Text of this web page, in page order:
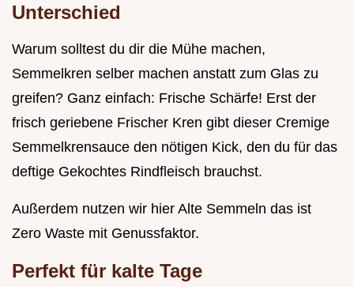
Unterschied
Warum solltest du dir die Mühe machen,
Semmelkren selber machen anstatt zum Glas zu
greifen? Ganz einfach: Frische Schärfe! Erst der
frisch geriebene Frischer Kren gibt dieser Cremige
Semmelkrensauce den nötigen Kick, den du für das
deftige Gekochtes Rindfleisch brauchst.
Außerdem nutzen wir hier Alte Semmeln das ist
Zero Waste mit Genussfaktor.
Perfekt für kalte Tage